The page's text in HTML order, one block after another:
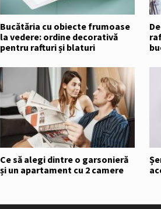
Bucătăria cu obiecte frumoase
la vedere: ordine decorativă
pentru rafturi și blaturi
Ce să alegi dintre o garsonieră
și un apartament cu 2 camere